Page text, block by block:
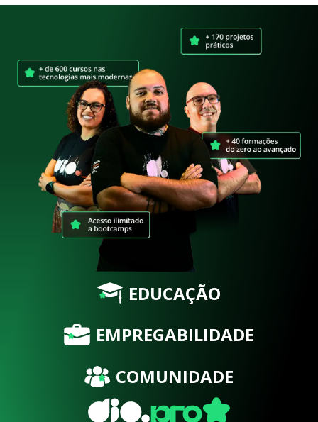
EDUCAÇÃO
EMPREGABILIDADE
COMUNIDADE